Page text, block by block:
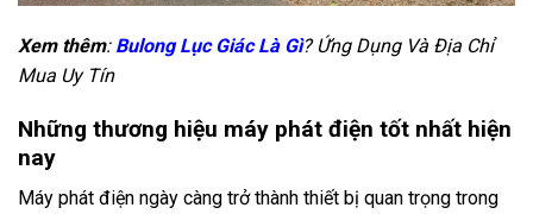
Xem thêm: Bulong Lục Giác Là Gì? Ứng Dụng Và Địa Chỉ
Mua Uy Tín
Những thương hiệu máy phát điện tốt nhất hiện
nay
Máy phát điện ngày càng trở thành thiết bị quan trọng trong